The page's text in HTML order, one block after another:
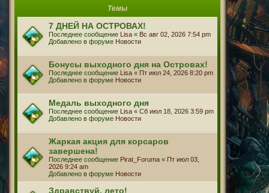
Темы
7 ДНЕЙ НА ОСТРОВАХ!
Последнее сообщение Lisa « Вс авг 02, 2026 7:54 pm
Добавлено в форуме Новости
Бонусы выходного дня на Островах!
Последнее сообщение Lisa « Пт июл 24, 2026 8:20 pm
Добавлено в форуме Новости
Медаль выходного дня
Последнее сообщение Lisa « Сб июл 18, 2026 3:59 pm
Добавлено в форуме Новости
Жаркая акция для корсаров
завершена!
Последнее сообщение Pirat_Foruma « Пт июл 03,
2026 9:24 am
Добавлено в форуме Новости
Здравствуй, лето!